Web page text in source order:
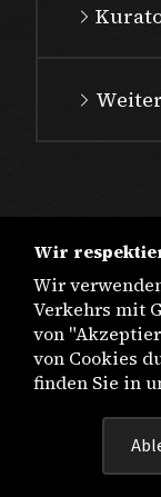
Wir
Wir
Verkehrs mit
von
von Cookies
finden Sie in